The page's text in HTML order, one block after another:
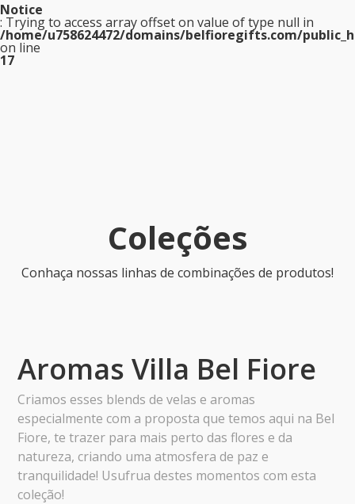
Notice
: Trying to access array offset on value of type null in
/home/u758624472/domains/belfioregifts.com/
on line
17
Coleções
Conhaça nossas linhas de combinações de produtos!
Aromas Villa Bel Fiore
Criamos esses blends de velas e aromas
especialmente com a proposta que temos aqui na Bel
Fiore, te trazer para mais perto das flores e da
natureza, criando uma atmosfera de paz e
tranquilidade! Usufrua destes momentos com esta
coleção!